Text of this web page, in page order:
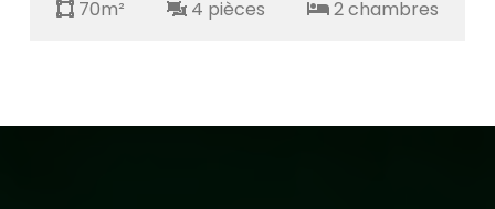
70m² 4 pièces 2 chambres